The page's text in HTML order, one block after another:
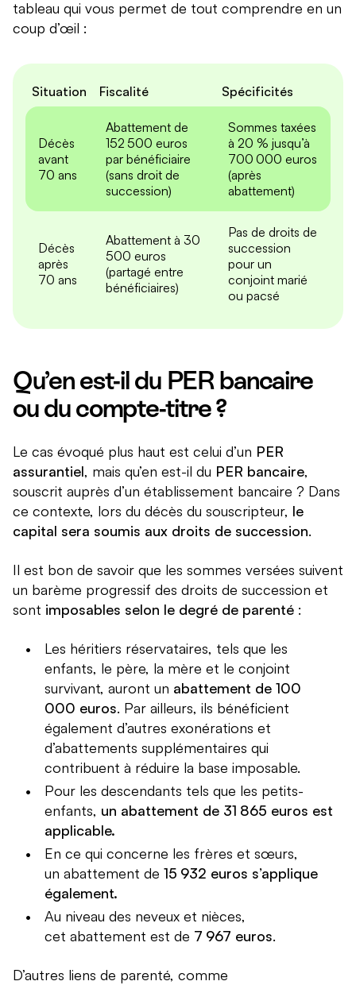
tableau qui vous permet de tout comprendre en un
coup d’œil :
Situation Fiscalité Spécificités
Décès
avant
70 ans
Abattement de
152 500 euros
par bénéficiaire
(sans droit de
succession)
Sommes taxées
à 20 % jusqu’à
700 000 euros
(après
abattement)
Décès
après
70 ans
Abattement à 30
500 euros
(partagé entre
bénéficiaires)
Pas de droits de
succession
pour un
conjoint marié
ou pacsé
Qu’en est-il du PER bancaire
ou du compte-titre ?
Le cas évoqué plus haut est celui d’un PER
assurantiel, mais qu’en est-il du PER bancaire,
souscrit auprès d’un établissement bancaire ? Dans
ce contexte, lors du décès du souscripteur, le
capital sera soumis aux droits de succession.
Il est bon de savoir que les sommes versées suivent
un barème progressif des droits de succession et
sont imposables selon le degré de parenté :
Les héritiers réservataires, tels que les
enfants, le père, la mère et le conjoint
survivant, auront un abattement de 100
000 euros. Par ailleurs, ils bénéficient
également d’autres exonérations et
d’abattements supplémentaires qui
contribuent à réduire la base imposable.
Pour les descendants tels que les petits-
enfants, un abattement de 31 865 euros est
applicable.
En ce qui concerne les frères et sœurs,
un abattement de 15 932 euros s’applique
également.
Au niveau des neveux et nièces,
cet abattement est de 7 967 euros.
D’autres liens de parenté, comme